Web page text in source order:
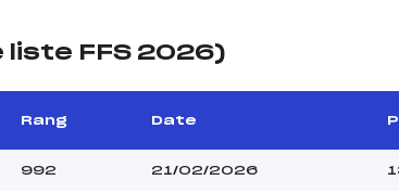
liste FFS 2026)
Rang Date
992 21/02/2026